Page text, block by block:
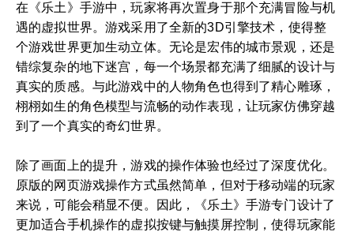
在《乐土》手游中，玩家将再次置身于那个充满冒险与机
遇的虚拟世界。游戏采用了全新的3D引擎技术，使得整
个游戏世界更加生动立体。无论是宏伟的城市景观，还是
错综复杂的地下迷宫，每一个场景都充满了细腻的设计与
真实的质感。与此游戏中的人物角色也得到了精心雕琢，
栩栩如生的角色模型与流畅的动作表现，让玩家仿佛穿越
到了一个真实的奇幻世界。
除了画面上的提升，游戏的操作体验也经过了深度优化。
原版的网页游戏操作方式虽然简单，但对于移动端的玩家
来说，可能会稍显不便。因此，《乐土》手游专门设计了
更加适合手机操作的虚拟按键与触摸屏控制，使得玩家能